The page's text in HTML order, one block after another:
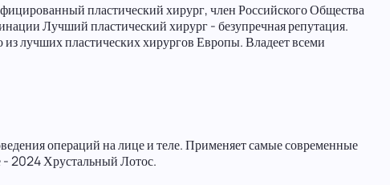
пластический хирург, член Российского Общества
Лучший пластический хирург - безупречная репутация.
лучших пластических хирургов Европы. Владеет всеми
операций на лице и теле. Применяет самые современные
- 2024 Хрустальный Лотос.